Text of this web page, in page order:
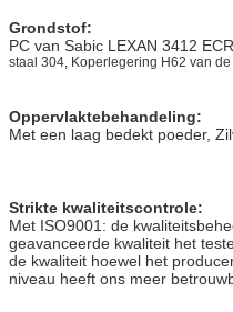
Grondstof:
PC van Sabic LEXAN 3412 ECR
staal 304, Koperlegering H62 van
Oppervlaktebehandeling:
Met een laag bedekt poeder,
Strikte kwaliteitscontrole:
Met ISO9001: de
geavanceerde kwaliteit het
de kwaliteit hoewel het
niveau heeft ons meer